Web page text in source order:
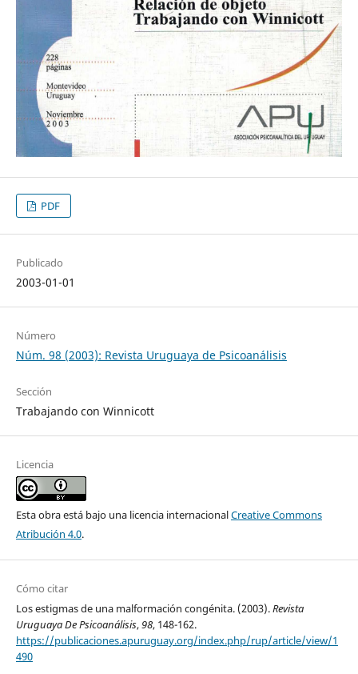
PDF
Publicado
2003-01-01
Número
Núm. 98 (2003): Revista Uruguaya de Psicoanálisis
Sección
Trabajando con Winnicott
Licencia
Esta obra está bajo una licencia internacionalCreative Commons
Atribución 4.0.
Cómo citar
Los estigmas de una malformación congénita. (2003).Revista
Uruguaya De Psicoanálisis,98, 148-162.
https://publicaciones.apuruguay.org/index.php/rup/article/view/1
490